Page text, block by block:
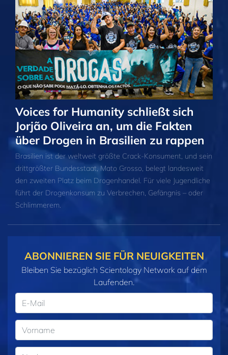
Voices for Humanity schließt sich
Jorjão Oliveira an, um die Fakten
über Drogen in Brasilien zu rappen
Brasilien ist der weltweit größte Crack-Konsument, und sein
drittgrößter Bundesstaat, Mato Grosso, belegt landesweit
den zweiten Platz beim Drogenhandel. Für viele Jugendliche
führt der Drogenkonsum zu Verbrechen, Gefängnis – oder
Schlimmerem.
ABONNIEREN SIE FÜR NEUIGKEITEN
Bleiben Sie bezüglich Scientology Network auf dem
Laufenden.